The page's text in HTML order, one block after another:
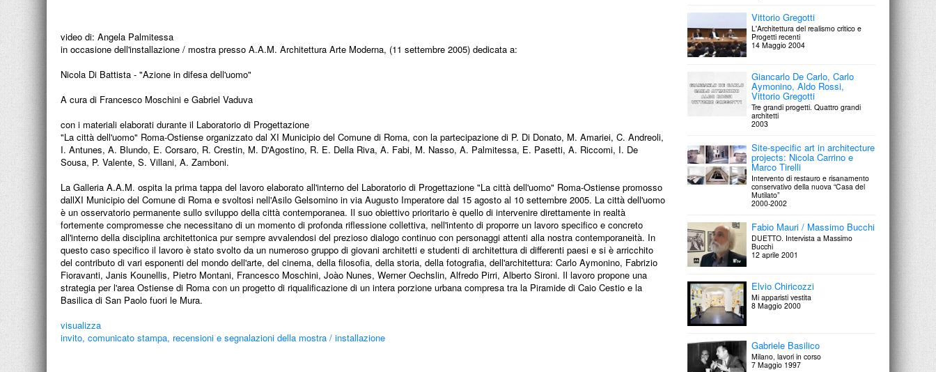
video di: Angela Palmitessa
in occasione dell'installazione / mostra presso A.A.M. Architettura Arte Moderna, (11 settembre 2005) dedicata a:
Nicola Di Battista - "Azione in difesa dell'uomo"
A cura di Francesco Moschini e Gabriel Vaduva
con i materiali elaborati durante il Laboratorio di Progettazione
"La città dell'uomo" Roma-Ostiense organizzato dal XI Municipio del Comune di Roma, con la partecipazione di P. Di Donato, M. Amariei, C. Andreoli,
I. Antunes, A. Blundo, E. Corsaro, R. Crestin, M. D'Agostino, R. E. Della Riva, A. Fabi, M. Nasso, A. Palmitessa, E. Pasetti, A. Riccomi, I. De
Sousa, P. Valente, S. Villani, A. Zamboni.
La Galleria A.A.M. ospita la prima tappa del lavoro elaborato all'interno del Laboratorio di Progettazione "La città dell'uomo" Roma-Ostiense promosso
dallXI Municipio del Comune di Roma e svoltosi nell'Asilo Gelsomino in via Augusto Imperatore dal 15 agosto al 10 settembre 2005. La città dell'uomo
è un osservatorio permanente sullo sviluppo della città contemporanea. Il suo obiettivo prioritario è quello di intervenire direttamente in realtà
fortemente compromesse che necessitano di un momento di profonda riflessione collettiva, nell'intento di proporre un lavoro specifico e concreto
all'interno della disciplina architettonica pur sempre avvalendosi del prezioso dialogo continuo con personaggi attenti alla nostra contemporaneità. In
questo caso specifico il lavoro è stato svolto da un numeroso gruppo di giovani architetti e studenti di architettura di differenti paesi e si è arricchito
del contributo di vari esponenti del mondo dell'arte, del cinema, della filosofia, della storia, della fotografia, dell'architettura: Carlo Aymonino, Fabrizio
Fioravanti, Janis Kounellis, Pietro Montani, Francesco Moschini, Joào Nunes, Werner Oechslin, Alfredo Pirri, Alberto Sironi. Il lavoro propone una
strategia per l'area Ostiense di Roma con un progetto di riqualificazione di un intera porzione urbana compresa tra la Piramide di Caio Cestio e la
Basilica di San Paolo fuori le Mura.
visualizza
invito, comunicato stampa, recensioni e segnalazioni della mostra / installazione
Vittorio Gregotti
L'Architettura del realismo critico e
Progetti recenti
14 Maggio 2004
Giancarlo De Carlo, Carlo
Aymonino, Aldo Rossi,
Vittorio Gregotti
Tre grandi progetti. Quattro grandi
architetti
2003
Site-specific art in architecture
projects: Nicola Carrino e
Marco Tirelli
Intervento di restauro e risanamento
conservativo della nuova “Casa del
Mutilato”
2000-2002
Fabio Mauri / Massimo Bucchi
DUETTO. Intervista a Massimo
Bucchi
12 aprile 2001
Elvio Chiricozzi
Mi apparisti vestita
8 Maggio 2000
Gabriele Basilico
Milano, lavori in corso
7 Maggio 1997